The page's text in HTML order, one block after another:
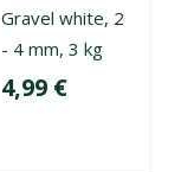
Gravel white, 2
- 4 mm, 3 kg
Cena
4,99 €